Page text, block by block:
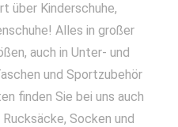
über Kinderschuhe,
Alles in großer
auch in Unter- und
und Sportzubehör
finden Sie bei uns auch
Socken und